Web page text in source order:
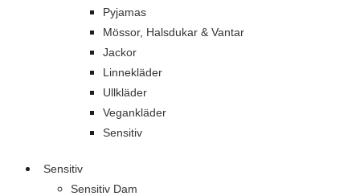
Pyjamas
Mössor, Halsdukar & Vantar
Jackor
Linnekläder
Ullkläder
Vegankläder
Sensitiv
Sensitiv
Sensitiv Dam